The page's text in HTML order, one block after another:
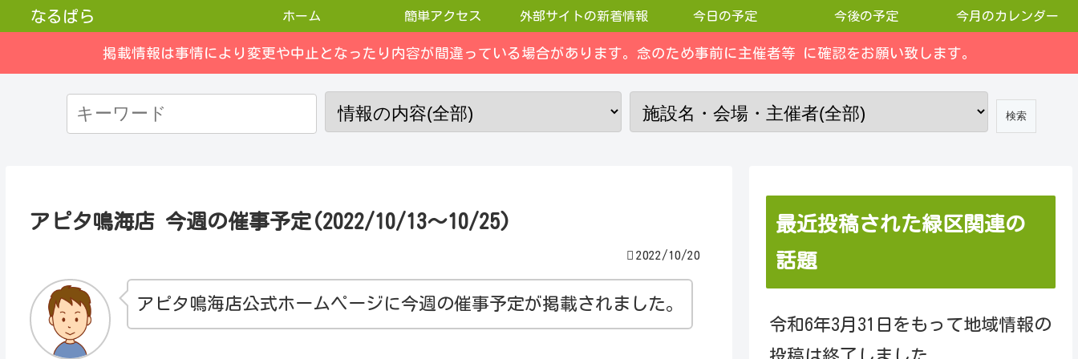
なるぱら ホーム 簡単アクセス 外部サイトの新着情報 今日の予定 今後の予定 今月のカレンダー
掲載情報は事情により変更や中止となったり内容が間違っている場合があります。念のため事前に主催者等 に確認をお願い致します。
アピタ鳴海店 今週の催事予定(2022/10/13～10/25)
2022/10/20
アピタ鳴海店公式ホームページに今週の催事予定が掲載されました。
最近投稿された緑区関連の
話題
令和6年3月31日をもって地域情報の